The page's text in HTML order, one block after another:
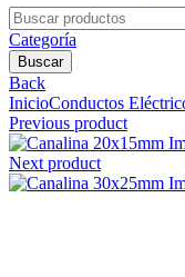
Search
for:
Categoría
Buscar
Back
InicioConductos
Previous product
Next product